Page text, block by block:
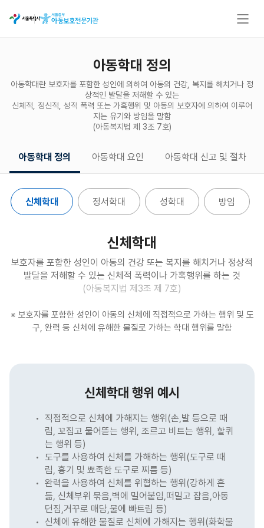
아동학대 정의
아동학대란 보호자를 포함한 성인에 의하여 아동의 건강, 복지를 해치거나 정
상적인 발달을 저해할 수 있는
신체적, 정신적, 성적 폭력 또는 가혹행위 및 아동의 보호자에 의하여 이루어
지는 유기와 방임을 말함
(아동복지법 제 3조 7호)
아동학대 정의 아동학대 요인 아동학대 신고 및 절차
신체학대 정서학대 성학대 방임
신체학대
보호자를 포함한 성인이 아동의 건강 또는 복지를 해치거나 정상적
발달을 저해할 수 있는 신체적 폭력이나 가혹행위를 하는 것
(아동복지법 제3조 제 7호)
※ 보호자를 포함한 성인이 아동의 신체에 직접적으로 가하는 행위 및 도
구, 완력 등 신체에 유해한 물질로 가하는 학대 행위를 말함
신체학대 행위 예시
직접적으로 신체에 가해지는 행위(손,발 등으로 때
림, 꼬집고 물어뜯는 행위, 조르고 비트는 행위, 할퀴
는 행위 등)
도구를 사용하여 신체를 가해하는 행위(도구로 때
림, 흉기 및 뾰족한 도구로 찌름 등)
완력을 사용하여 신체를 위협하는 행위(강하게 흔
듦, 신체부위 묶음,벽에 밀어붙임,떠밀고 잡음,아동
던짐,거꾸로 매담,물에 빠트림 등)
신체에 유해한 물질로 신체에 가해지는 행위(화학물